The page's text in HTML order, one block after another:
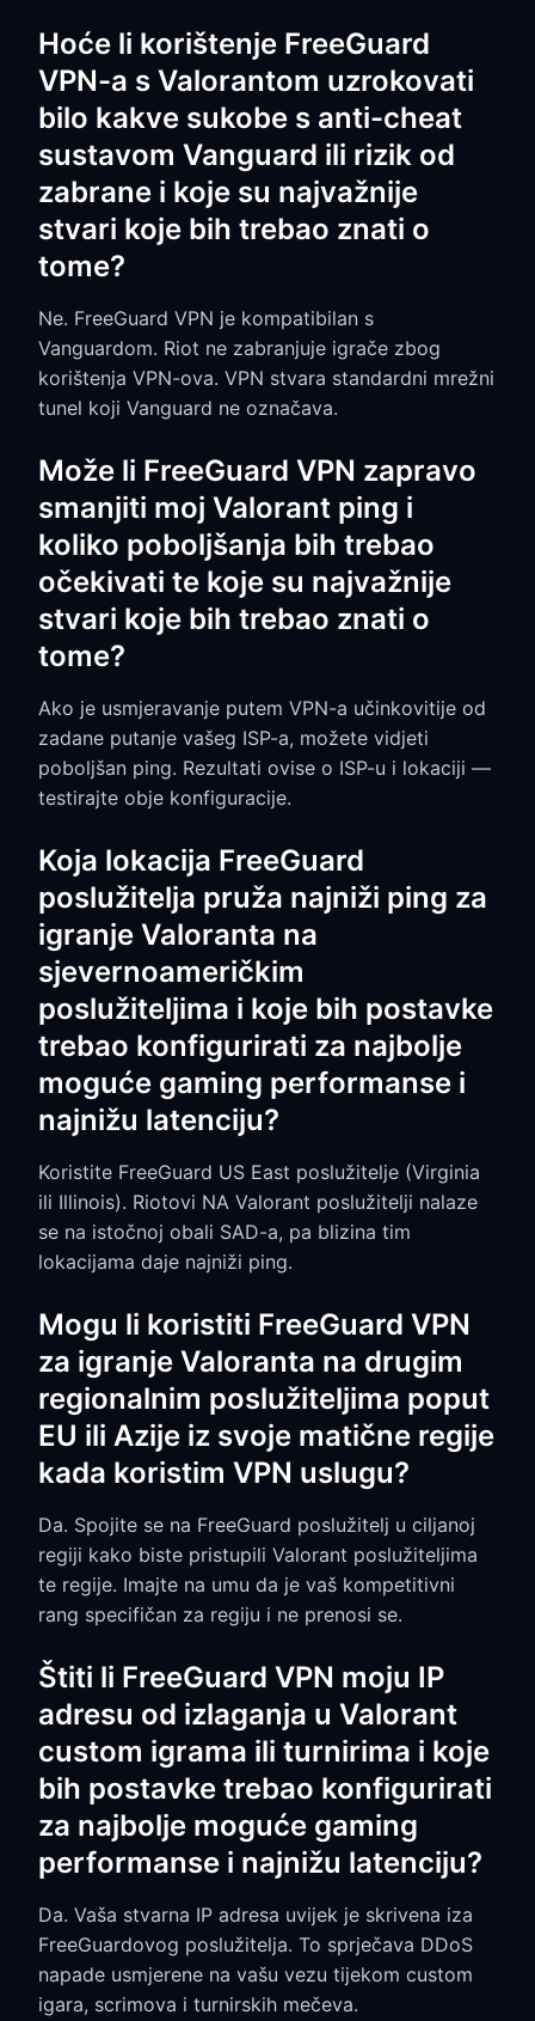
Hoće li korištenje FreeGuard
VPN-a s Valorantom uzrokovati
bilo kakve sukobe s anti-cheat
sustavom Vanguard ili rizik od
zabrane i koje su najvažnije
stvari koje bih trebao znati o
tome?
Ne. FreeGuard VPN je kompatibilan s
Vanguardom. Riot ne zabranjuje igrače zbog
korištenja VPN-ova. VPN stvara standardni mrežni
tunel koji Vanguard ne označava.
Može li FreeGuard VPN zapravo
smanjiti moj Valorant ping i
koliko poboljšanja bih trebao
očekivati te koje su najvažnije
stvari koje bih trebao znati o
tome?
Ako je usmjeravanje putem VPN-a učinkovitije od
zadane putanje vašeg ISP-a, možete vidjeti
poboljšan ping. Rezultati ovise o ISP-u i lokaciji —
testirajte obje konfiguracije.
Koja lokacija FreeGuard
poslužitelja pruža najniži ping za
igranje Valoranta na
sjevernoameričkim
poslužiteljima i koje bih postavke
trebao konfigurirati za najbolje
moguće gaming performanse i
najnižu latenciju?
Koristite FreeGuard US East poslužitelje (Virginia
ili Illinois). Riotovi NA Valorant poslužitelji nalaze
se na istočnoj obali SAD-a, pa blizina tim
lokacijama daje najniži ping.
Mogu li koristiti FreeGuard VPN
za igranje Valoranta na drugim
regionalnim poslužiteljima poput
EU ili Azije iz svoje matične regije
kada koristim VPN uslugu?
Da. Spojite se na FreeGuard poslužitelj u ciljanoj
regiji kako biste pristupili Valorant poslužiteljima
te regije. Imajte na umu da je vaš kompetitivni
rang specifičan za regiju i ne prenosi se.
Štiti li FreeGuard VPN moju IP
adresu od izlaganja u Valorant
custom igrama ili turnirima i koje
bih postavke trebao konfigurirati
za najbolje moguće gaming
performanse i najnižu latenciju?
Da. Vaša stvarna IP adresa uvijek je skrivena iza
FreeGuardovog poslužitelja. To sprječava DDoS
napade usmjerene na vašu vezu tijekom custom
igara, scrimova i turnirskih mečeva.